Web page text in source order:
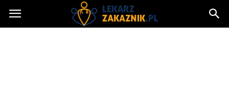
Lekarzzakaznik.pl